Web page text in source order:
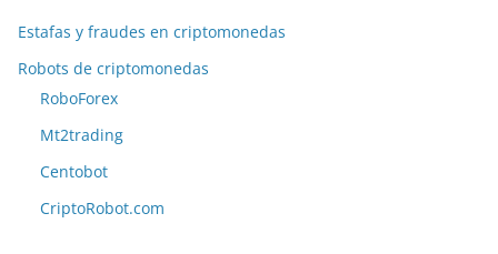
Estafas y fraudes en criptomonedas
Robots de criptomonedas
RoboForex
Mt2trading
Centobot
CriptoRobot.com